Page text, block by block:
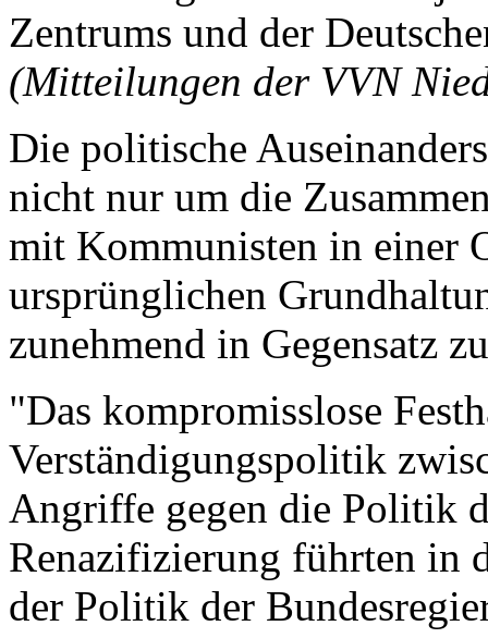
Zentrums und der
(Mitteilungen der VVN
Die politische
nicht nur um die
mit Kommunisten in einer
ursprünglichen
zunehmend in Gegensatz
"Das kompromisslose
Verständigungspolitik
Angriffe gegen die Politik
Renazifizierung führten in
der Politik der